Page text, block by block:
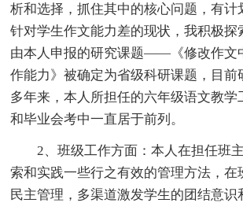
析和选择，抓住其中的核心问题，有计
针对学生作文能力差的现状，我积极
由本人申报的研究课题——《修改作文
作能力》被确定为省级科研课题，目前
多年来，本人所担任的六年级语文教学
和毕业会考中一直居于前列。
2、班级工作方面：本人在担任班主
索和实践一些行之有效的管理方法，在
民主管理，多渠道激发学生的团结意识